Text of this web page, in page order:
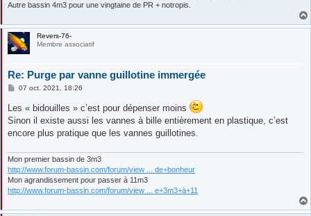
Autre bassin 4m3 pour une vingtaine de PR + notropis.
Revers-76-
Membre associatif
Re: Purge par vanne guillotine immergée
M
s
a
e
07 oct. 2021, 18:26
Les « bidouilles » c’est pour dépenser moins
Sinon il existe aussi les vannes à bille entièrement en plastique, c’est
encore plus pratique que les vannes guillotines.
Mon premier bassin de 3m3
http://www.forum-bassin.com/forum/view ... de+bonheur
Mon agrandissement pour passer à 11m3
http://www.forum-bassin.com/forum/view ... e+3m3+à+11